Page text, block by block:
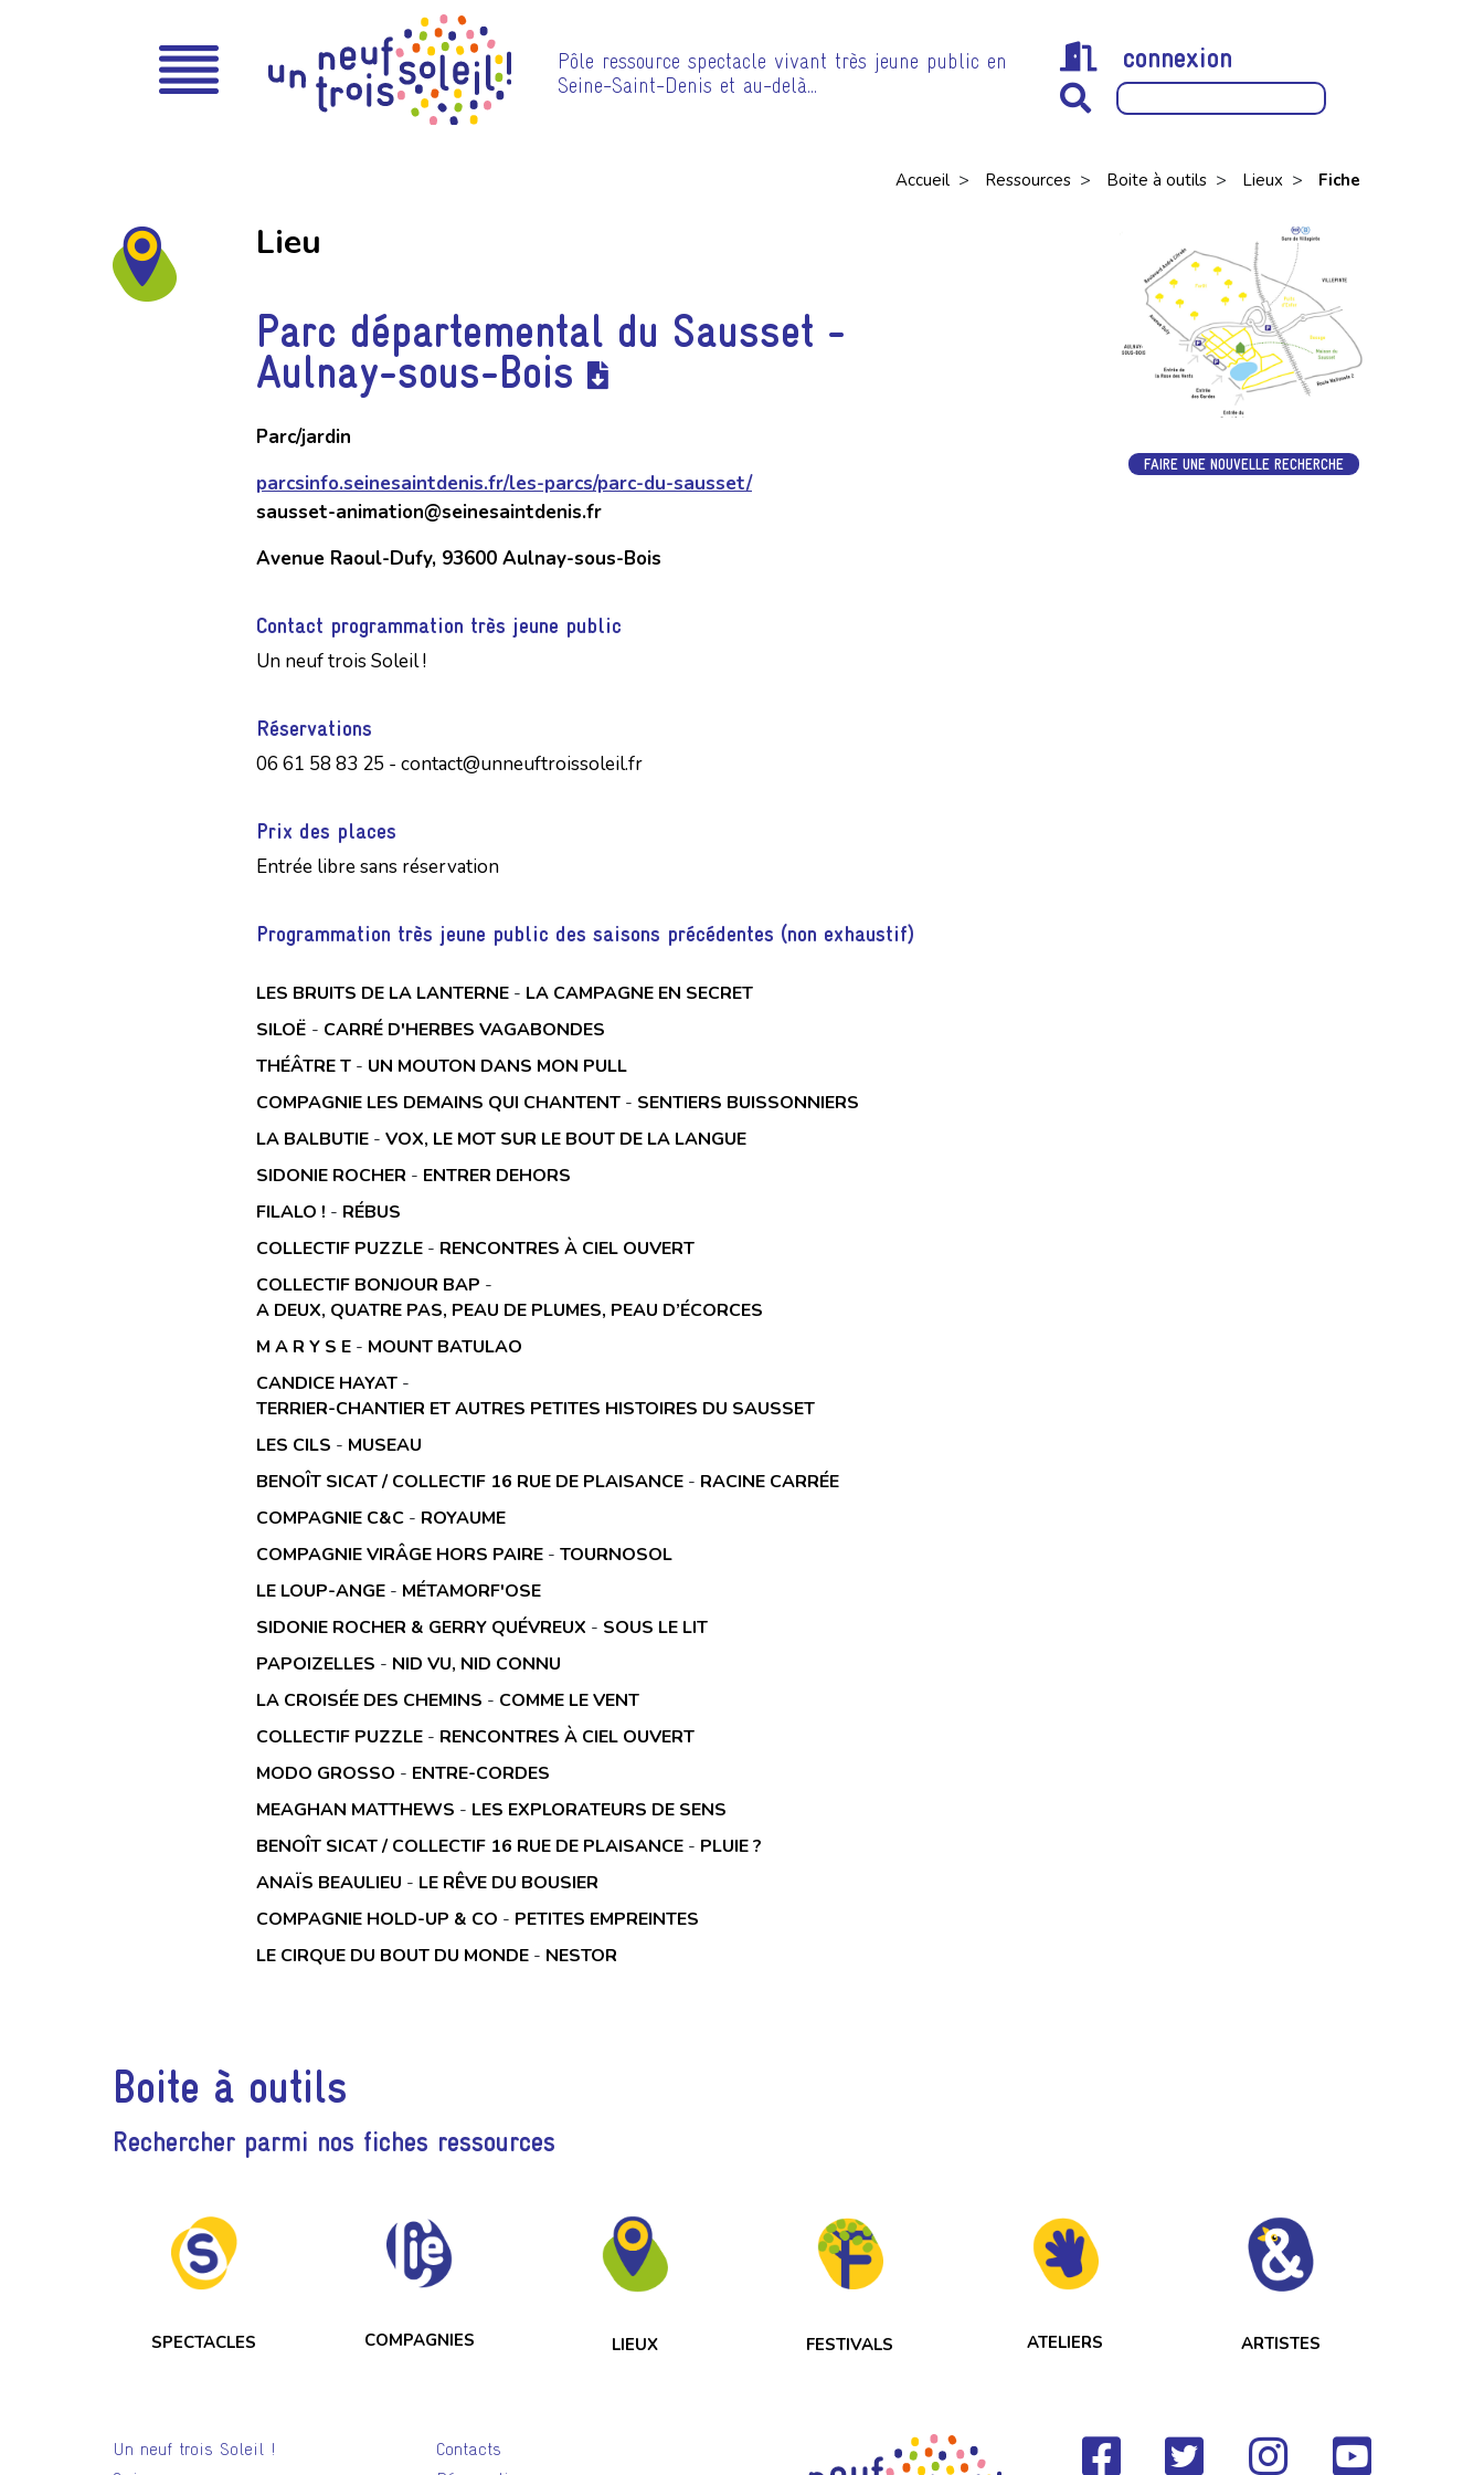
Pôle ressource spectacle vivant très jeune public en
Seine-Saint-Denis et au-delà…
connexion
Accueil > Ressources > Boite à outils > Lieux > Fiche
Lieu
Parc départemental du Sausset -
Aulnay-sous-Bois
Parc/jardin
parcsinfo.seinesaintdenis.fr/les-parcs/parc-du-sausset/
sausset-animation@seinesaintdenis.fr
Avenue Raoul-Dufy, 93600 Aulnay-sous-Bois
Contact programmation très jeune public
Un neuf trois Soleil !
Réservations
06 61 58 83 25 - contact@unneuftroissoleil.fr
Prix des places
Entrée libre sans réservation
Programmation très jeune public des saisons précédentes (non exhaustif)
LES BRUITS DE LA LANTERNE - LA CAMPAGNE EN SECRET
SILOË - CARRÉ D'HERBES VAGABONDES
THÉÂTRE T - UN MOUTON DANS MON PULL
COMPAGNIE LES DEMAINS QUI CHANTENT - SENTIERS BUISSONNIERS
LA BALBUTIE - VOX, LE MOT SUR LE BOUT DE LA LANGUE
SIDONIE ROCHER - ENTRER DEHORS
FILALO ! - RÉBUS
COLLECTIF PUZZLE - RENCONTRES À CIEL OUVERT
COLLECTIF BONJOUR BAP -
A DEUX, QUATRE PAS, PEAU DE PLUMES, PEAU D’ÉCORCES
M A R Y S E - MOUNT BATULAO
CANDICE HAYAT -
TERRIER-CHANTIER ET AUTRES PETITES HISTOIRES DU SAUSSET
LES CILS - MUSEAU
BENOÎT SICAT / COLLECTIF 16 RUE DE PLAISANCE - RACINE CARRÉE
COMPAGNIE C&C - ROYAUME
COMPAGNIE VIRÂGE HORS PAIRE - TOURNOSOL
LE LOUP-ANGE - MÉTAMORF'OSE
SIDONIE ROCHER & GERRY QUÉVREUX - SOUS LE LIT
PAPOIZELLES - NID VU, NID CONNU
LA CROISÉE DES CHEMINS - COMME LE VENT
COLLECTIF PUZZLE - RENCONTRES À CIEL OUVERT
MODO GROSSO - ENTRE-CORDES
MEAGHAN MATTHEWS - LES EXPLORATEURS DE SENS
BENOÎT SICAT / COLLECTIF 16 RUE DE PLAISANCE - PLUIE ?
ANAÏS BEAULIEU - LE RÊVE DU BOUSIER
COMPAGNIE HOLD-UP & CO - PETITES EMPREINTES
LE CIRQUE DU BOUT DU MONDE - NESTOR
FAIRE UNE NOUVELLE RECHERCHE
Boite à outils
Rechercher parmi nos fiches ressources
SPECTACLES COMPAGNIES LIEUX FESTIVALS ATELIERS ARTISTES
Un neuf trois Soleil !
Contacts